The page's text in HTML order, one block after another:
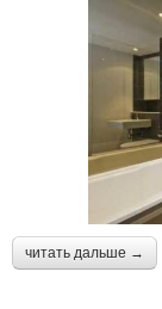
читать дальше →